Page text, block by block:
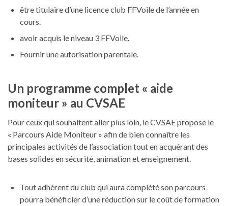
être titulaire d’une licence club FFVoile de l’année en
cours.
avoir acquis le niveau 3 FFVoile.
Fournir une autorisation parentale.
Un programme complet « aide
moniteur » au CVSAE
Pour ceux qui souhaitent aller plus loin, le CVSAE propose le
« Parcours Aide Moniteur » afin de bien connaître les
principales activités de l’association tout en acquérant des
bases solides en sécurité, animation et enseignement.
Tout adhérent du club qui aura complété son parcours
pourra bénéficier d’une réduction sur le coût de formation